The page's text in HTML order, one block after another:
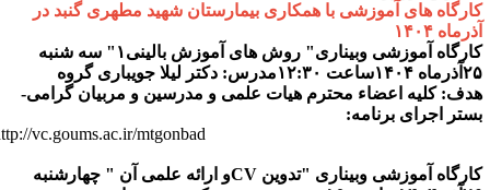
کارگاه های آموزشی با همکاری بیمارستان شهید مطهری گنبد در
آذرماه ۱۴۰۴
کارگاه آموزشی وبیناری" روش های آموزش بالینی۱" سه شنبه
۲۵آذرماه ۱۴۰۴ساعت ۱۲:۳۰مدرس: دکتر لیلا جویباری گروه
هدف: کلیه اعضاء محترم هیات علمی و مدرسین و مربیان گرامی-
بستر اجرای برنامه:
vc.goums.ac.ir/mtgonbad
کارگاه آموزشی وبیناری "تدوین CVو ارائه علمی آن " چھارشنبه